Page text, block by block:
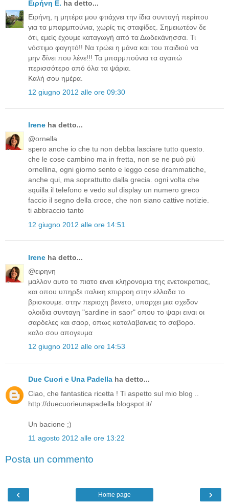
Ειρήνη Ε. ha detto...
Ειρήνη, η μητέρα μου φτιάχνει την ίδια συνταγή περίπου
για τα μπαρμπούνια, χωρίς τις σταφίδες. Σημειωτέον δε
ότι, εμείς έχουμε καταγωγή από τα Δωδεκάνησσα. Τι
νόστιμο φαγητό!! Να τρώει η μάνα και του παιδιού να
μην δίνει που λένε!!! Τα μπαρμπούνια τα αγαπώ
περισσότερο από όλα τα ψάρια.
Καλή σου ημέρα.
12 giugno 2012 alle ore 09:30
Irene ha detto...
@ornella
spero anche io che tu non debba lasciare tutto questo.
che le cose cambino ma in fretta, non se ne può più
ornellina, ogni giorno sento e leggo cose drammatiche,
anche qui, ma soprattutto dalla grecia. ogni volta che
squilla il telefono e vedo sul display un numero greco
faccio il segno della croce, che non siano cattive notizie.
ti abbraccio tanto
12 giugno 2012 alle ore 14:51
Irene ha detto...
@ειρηνη
μαλλον αυτο το πιατο ειναι κληρονομια της ενετοκρατιας,
και οπου υπηρξε ιταλικη επιρροη στην ελλαδα το
βρισκουμε. στην περιοχη βενετο, υπαρχει μια σχεδον
ολοιδια συνταγη "sardine in saor" οπου το ψαρι ειναι οι
σαρδελες και σαορ, οπως καταλαβαινεις το σαβορο.
καλο σου απογευμα
12 giugno 2012 alle ore 14:53
Due Cuori e Una Padella ha detto...
Ciao, che fantastica ricetta ! Ti aspetto sul mio blog ..
http://duecuorieunapadella.blogspot.it/
Un bacione ;)
11 agosto 2012 alle ore 13:22
Posta un commento
‹ ›
Home page